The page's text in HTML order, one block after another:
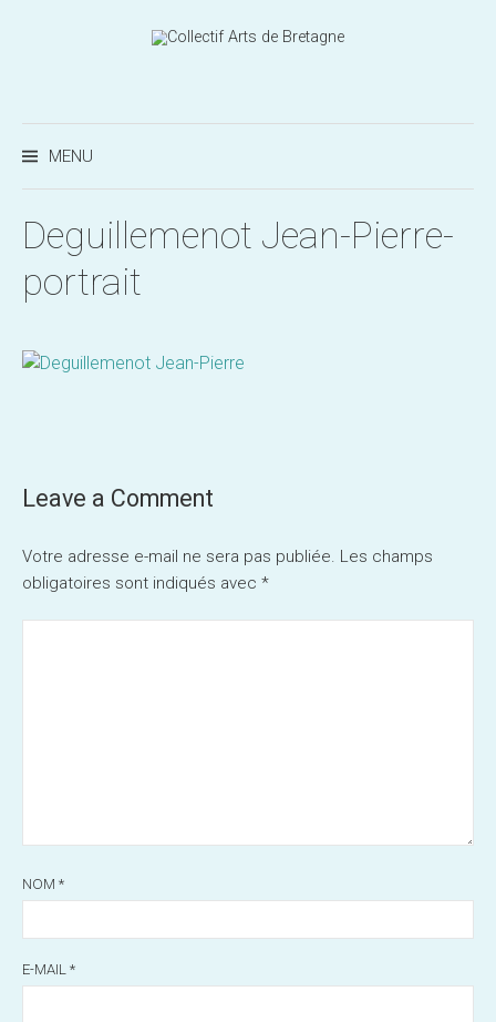
MENU
Deguillemenot Jean-Pierre-
portrait
Leave a Comment
Votre adresse e-mail ne sera pas publiée. Les champs
obligatoires sont indiqués avec *
NOM *
E-MAIL *